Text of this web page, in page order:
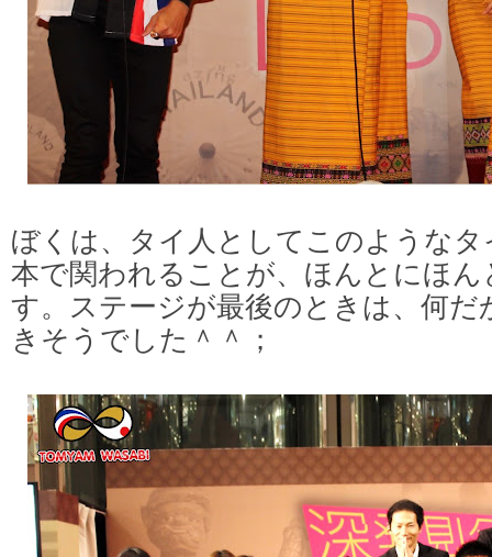
ぼくは、タイ人としてこのような
本で関われることが、ほんとにほ
す。
ステージが最後のときは、何だ
きそうでした＾＾；